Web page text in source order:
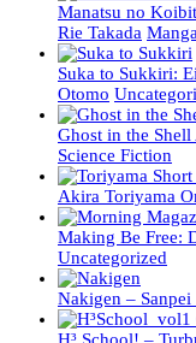
Manatsu no
Rie Takada
Suka to Sukkiri:
Otomo
Ghost in the Shell
Science Fiction
Akira Toriyama
Making Be Free:
Uncategorized
Nakigen – Sanpei